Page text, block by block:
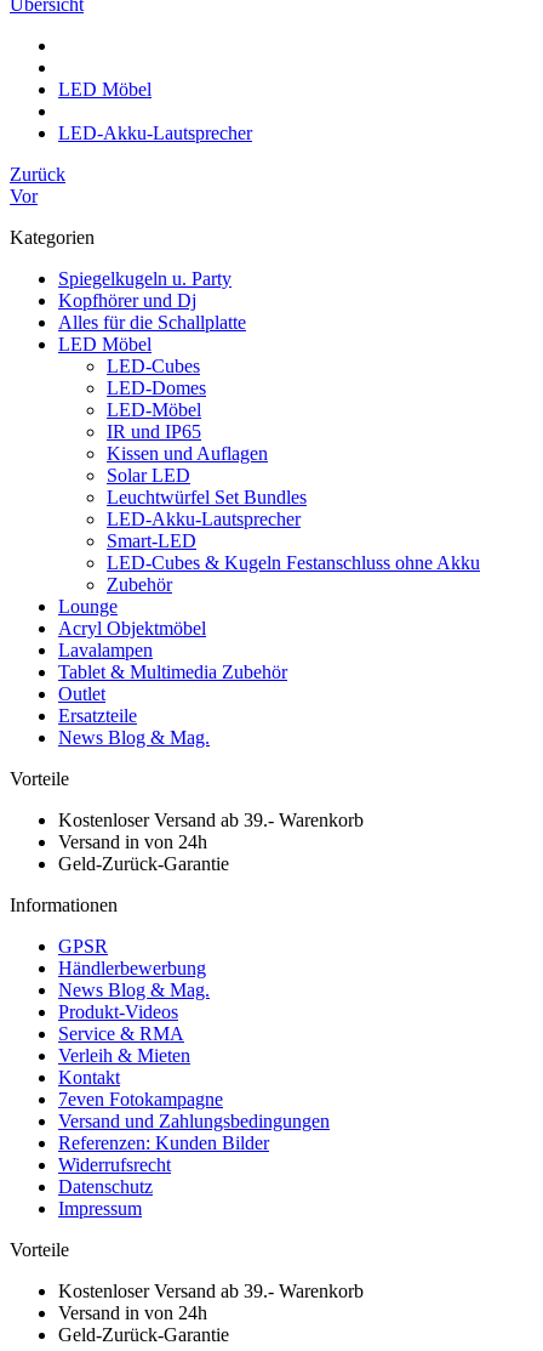
Übersicht
LED Möbel
LED-Akku-Lautsprecher
Zurück
Vor
Kategorien
Spiegelkugeln u. Party
Kopfhörer und Dj
Alles für die Schallplatte
LED Möbel
LED-Cubes
LED-Domes
LED-Möbel
IR und IP65
Kissen und Auflagen
Solar LED
Leuchtwürfel Set Bundles
LED-Akku-Lautsprecher
Smart-LED
LED-Cubes & Kugeln Festanschluss ohne Akku
Zubehör
Lounge
Acryl Objektmöbel
Lavalampen
Tablet & Multimedia Zubehör
Outlet
Ersatzteile
News Blog & Mag.
Vorteile
Kostenloser Versand ab 39.- Warenkorb
Versand in von 24h
Geld-Zurück-Garantie
Informationen
GPSR
Händlerbewerbung
News Blog & Mag.
Produkt-Videos
Service & RMA
Verleih & Mieten
Kontakt
7even Fotokampagne
Versand und Zahlungsbedingungen
Referenzen: Kunden Bilder
Widerrufsrecht
Datenschutz
Impressum
Vorteile
Kostenloser Versand ab 39.- Warenkorb
Versand in von 24h
Geld-Zurück-Garantie